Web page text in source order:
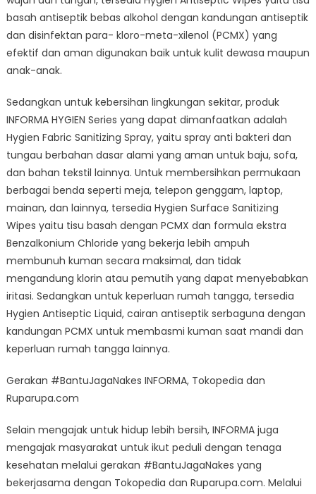
basah antiseptik bebas alkohol dengan kandungan antiseptik
dan disinfektan para- kloro-meta-xilenol (PCMX) yang
efektif dan aman digunakan baik untuk kulit dewasa maupun
anak-anak.
Sedangkan untuk kebersihan lingkungan sekitar, produk
INFORMA HYGIEN Series yang dapat dimanfaatkan adalah
Hygien Fabric Sanitizing Spray, yaitu spray anti bakteri dan
tungau berbahan dasar alami yang aman untuk baju, sofa,
dan bahan tekstil lainnya. Untuk membersihkan permukaan
berbagai benda seperti meja, telepon genggam, laptop,
mainan, dan lainnya, tersedia Hygien Surface Sanitizing
Wipes yaitu tisu basah dengan PCMX dan formula ekstra
Benzalkonium Chloride yang bekerja lebih ampuh
membunuh kuman secara maksimal, dan tidak
mengandung klorin atau pemutih yang dapat menyebabkan
iritasi. Sedangkan untuk keperluan rumah tangga, tersedia
Hygien Antiseptic Liquid, cairan antiseptik serbaguna dengan
kandungan PCMX untuk membasmi kuman saat mandi dan
keperluan rumah tangga lainnya.
Gerakan #BantuJagaNakes INFORMA, Tokopedia dan
Ruparupa.com
Selain mengajak untuk hidup lebih bersih, INFORMA juga
mengajak masyarakat untuk ikut peduli dengan tenaga
kesehatan melalui gerakan #BantuJagaNakes yang
bekerjasama dengan Tokopedia dan Ruparupa.com. Melalui